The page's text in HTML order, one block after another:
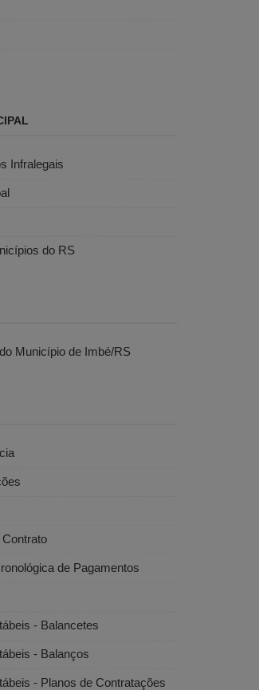
Infralegais
do RS
Município de Imbé/RS
de Pagamentos
- Balancetes
- Balanços
- Planos de Contratações